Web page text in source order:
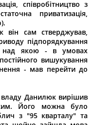
співробітництво з
приватизація,
сам стверджував,
підпорядкування
над якою - в умовах
вишукування
- мав перейти до
владу Данилюк вирішив
Його можна було
з "95 кварталу" та